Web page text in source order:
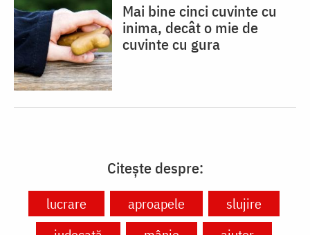
Mai bine cinci cuvinte cu
inima, decât o mie de
cuvinte cu gura
Citește despre:
lucrare aproapele
slujire